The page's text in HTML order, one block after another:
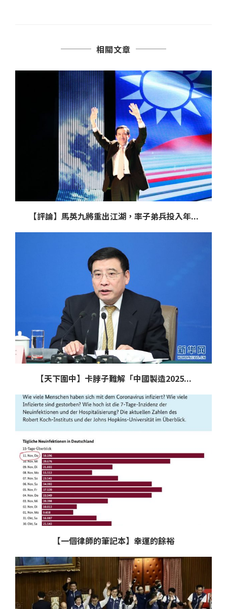
相關文章
【評論】馬英九將重出江湖，率子弟兵投入年...
【天下圍中】卡脖子難解「中國製造2025...
【一個律師的筆記本】幸運的餘裕